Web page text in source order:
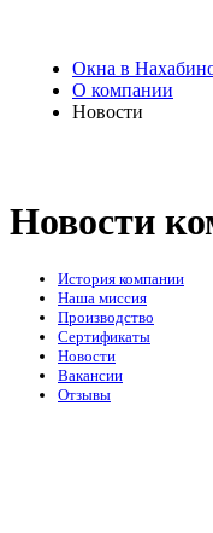
Окна в
О компании
Новости
Новости
История компании
Наша миссия
Производство
Сертификаты
Новости
Вакансии
Отзывы